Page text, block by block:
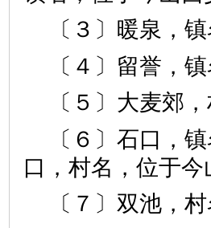
〔３〕暖泉，
〔４〕留誉，
〔５〕大麦郊
〔６〕石口，
口，村名，位于
〔７〕双池，